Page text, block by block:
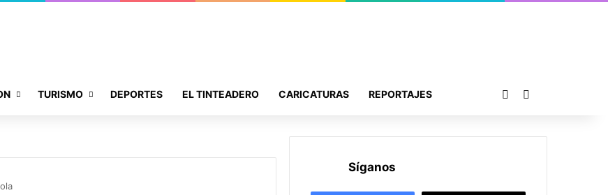
TURISMO DEPORTES EL TINTEADERO CARICATURAS REPORTAJES Publicación al azar
Síganos